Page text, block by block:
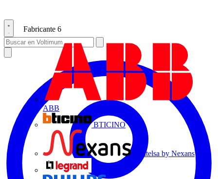
Fabricante 6
ABB
BTICINO
Centelsa by Nexans